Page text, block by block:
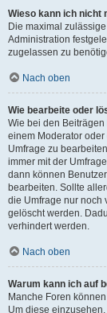
Wieso kann ich nicht
Die maximal
Administration
zugelassen zu
Nach oben
Wie bearbeite oder
Wie bei den
einem Moderator
Umfrage zu
immer mit der
dann können
bearbeiten. Sollte
die Umfrage nur noch
gelöscht werden.
verhindert werden.
Nach oben
Warum kann ich auf
Manche Foren
Um diese